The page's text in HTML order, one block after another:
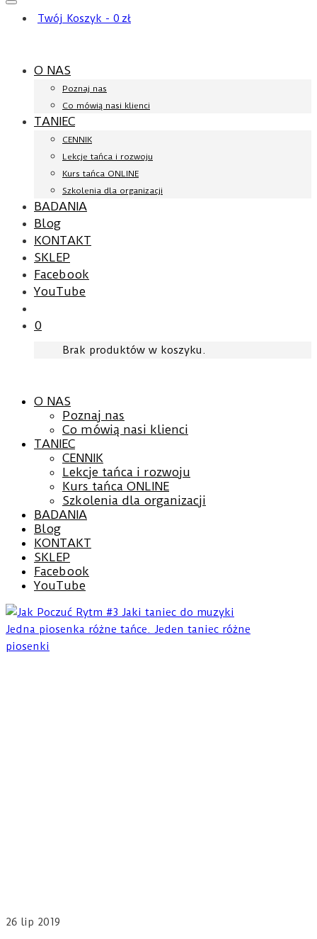
Twój Koszyk - 0 zł
O NAS
Poznaj nas
Co mówią nasi klienci
TANIEC
CENNIK
Lekcje tańca i rozwoju
Kurs tańca ONLINE
Szkolenia dla organizacji
BADANIA
Blog
KONTAKT
SKLEP
Facebook
YouTube
0
Brak produktów w koszyku.
O NAS
Poznaj nas
Co mówią nasi klienci
TANIEC
CENNIK
Lekcje tańca i rozwoju
Kurs tańca ONLINE
Szkolenia dla organizacji
BADANIA
Blog
KONTAKT
SKLEP
Facebook
YouTube
26 lip 2019